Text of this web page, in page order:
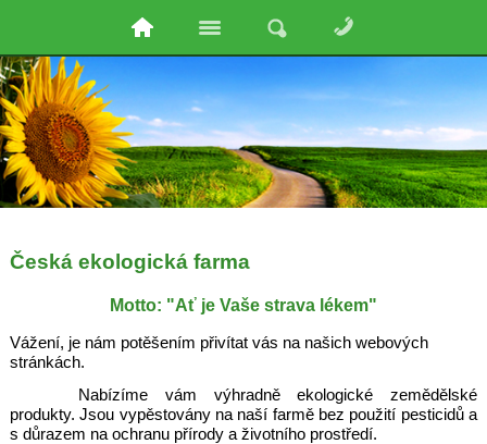
Česká ekologická farma
Motto: "Ať je Vaše strava lékem"
Vážení, je nám potěšením přivítat vás na našich webových
stránkách.
Nabízíme vám výhradně ekologické zemědělské
produkty. Jsou vypěstovány na naší farmě bez použití pesticidů a
s důrazem na ochranu přírody a životního prostředí.